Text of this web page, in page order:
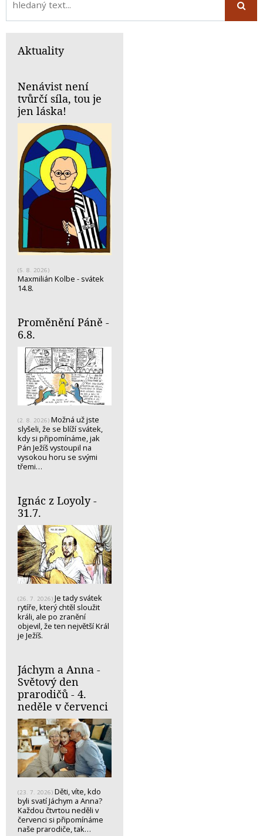
Aktuality
Nenávist není
tvůrčí síla, tou je
jen láska!
(5. 8. 2026)
Maxmilián Kolbe - svátek
14.8.
Proměnění Páně -
6.8.
(2. 8. 2026) Možná už jste
slyšeli, že se blíží svátek,
kdy si připomínáme, jak
Pán Ježíš vystoupil na
vysokou horu se svými
třemi…
Ignác z Loyoly -
31.7.
(26. 7. 2026) Je tady svátek
rytíře, který chtěl sloužit
králi, ale po zranění
objevil, že ten největší Král
je Ježíš.
Jáchym a Anna -
Světový den
prarodičů - 4.
neděle v červenci
(23. 7. 2026) Děti, víte, kdo
byli svatí Jáchym a Anna?
Každou čtvrtou neděli v
červenci si připomínáme
naše prarodiče, tak…